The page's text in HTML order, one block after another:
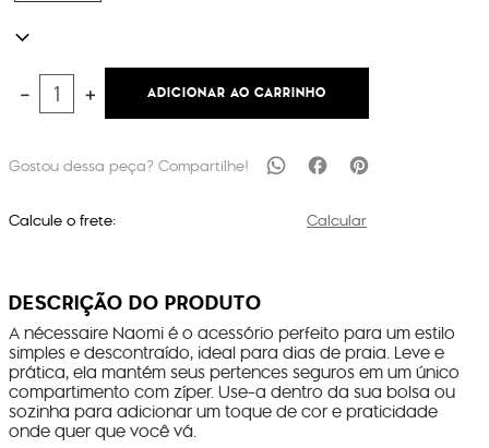
＋
－ ADICIONAR AO CARRINHO
Calcule o frete: Calcular
DESCRIÇÃO DO PRODUTO
A nécessaire Naomi é o acessório perfeito para um estilo
simples e descontraído, ideal para dias de praia. Leve e
prática, ela mantém seus pertences seguros em um único
compartimento com zíper. Use-a dentro da sua bolsa ou
sozinha para adicionar um toque de cor e praticidade
onde quer que você vá.